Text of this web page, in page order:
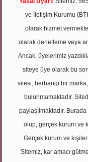
ve İletişim Kurumu
olarak hizmet
olarak denetleme veya
Ancak, üyelerimiz
siteye üye olarak bu
sitesi, herhangi bir
bulunmamaktadır.
paylaşılmaktadır.
olup, gerçek kurum ve
Gerçek kurum ve
Sitemiz, kar amacı